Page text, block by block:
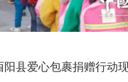
阳县爱心包裹捐赠行动